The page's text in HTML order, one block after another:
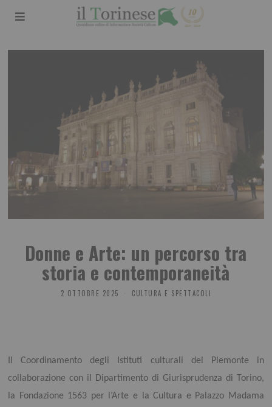
Donne e Arte: un percorso tra
storia e contemporaneità
2 OTTOBRE 2025 CULTURA E SPETTACOLI
Il Coordinamento degli Istituti culturali del Piemonte in
collaborazione con il Dipartimento di Giurisprudenza di Torino,
la Fondazione 1563 per l’Arte e la Cultura e Palazzo Madama